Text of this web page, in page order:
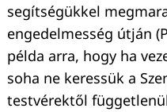
segítségükkel
engedelmesség útján
példa arra, hogy ha
soha ne keressük a
testvérektől